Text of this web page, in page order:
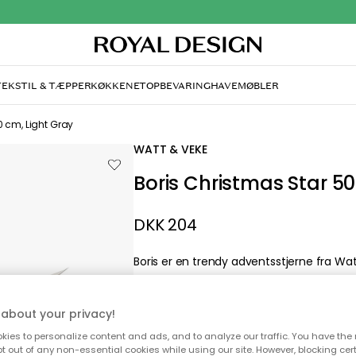
& TÆPPERKØKKENETOPBEVARINGHAVEMØBLER
desværre ikke
søger
at siden ikke længere findes eller at den er flyttet. Vi
du prøve en ny søgning eller besøge en vores populære
your privacy!
to personalize content and ads, and to analyze our traffic. You have
out of any non-essential cookies while using our site. However, blocking